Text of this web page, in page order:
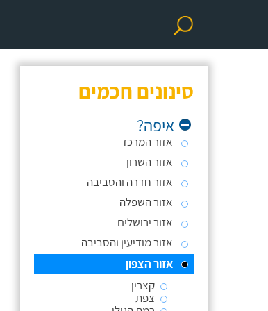
סינונים חכמים
איפה?
אזור המרכז
אזור השרון
אזור חדרה והסביבה
אזור השפלה
אזור ירושלים
אזור מודיעין והסביבה
אזור הצפון
קצרין
צפת